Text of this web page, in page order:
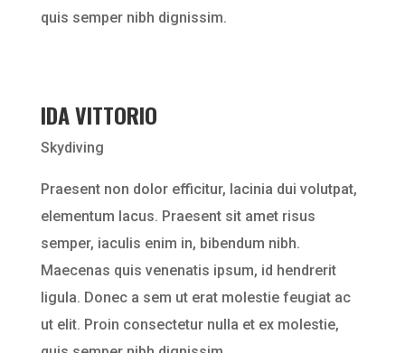
quis semper nibh dignissim.
IDA VITTORIO
Skydiving
Praesent non dolor efficitur, lacinia dui volutpat,
elementum lacus. Praesent sit amet risus
semper, iaculis enim in, bibendum nibh.
Maecenas quis venenatis ipsum, id hendrerit
ligula. Donec a sem ut erat molestie feugiat ac
ut elit. Proin consectetur nulla et ex molestie,